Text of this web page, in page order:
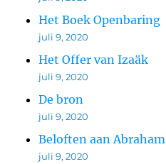
Het Boek Openbaring
juli 9, 2020
Het Offer van Izaäk
juli 9, 2020
De bron
juli 9, 2020
Beloften aan Abraham
juli 9, 2020